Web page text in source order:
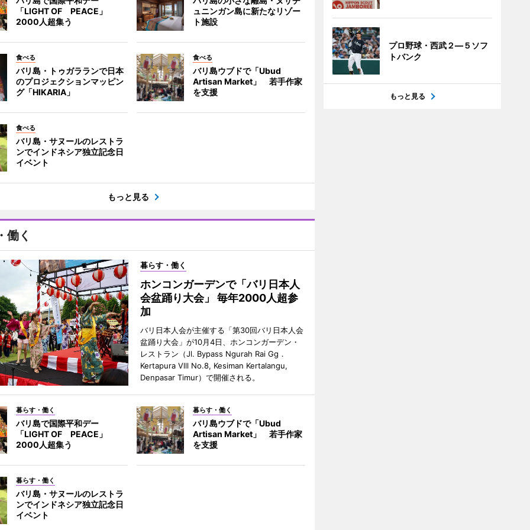
「LIGHT OF PEACE」
2000人超集う
ュニンガン島に新たなリゾー
ト施設
食べる
バリ島・トゥガラランで日本
のプロジェクションマッピン
グ「HIKARIA」
食べる
バリ島ウブドで「Ubud
Artisan Market」 若手作家
を支援
食べる
バリ島・サヌールのレストラ
ンでインドネシア独立記念日
イベント
もっと見る
働く
暮らす・働く
ホンコンガーデンで「バリ日本人
会盆踊り大会」 毎年2000人超参
加
バリ日本人会が主催する「第30回バリ日本人会
盆踊り大会」が10月4日、ホンコンガーデン・
レストラン（Jl. Bypass Ngurah Rai Gg．
Kertapura Vlll No.8, Kesiman Kertalangu,
Denpasar Timur）で開催される。
暮らす・働く
バリ島で国際平和デー
「LIGHT OF PEACE」
2000人超集う
暮らす・働く
バリ島ウブドで「Ubud
Artisan Market」 若手作家
を支援
暮らす・働く
バリ島・サヌールのレストラ
ンでインドネシア独立記念日
イベント
プロ野球・西武２―５ソフ
トバンク
もっと見る